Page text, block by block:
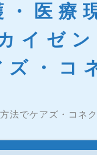
・医療
イゼン
ズ・コ
法でケアズ・コネ